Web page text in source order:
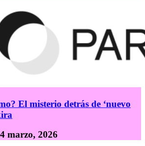
El misterio detrás de ‘nuevo
marzo, 2026